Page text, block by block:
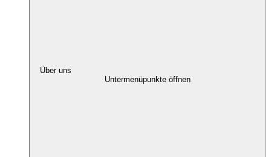
Über uns
Untermenüpunkte öffnen